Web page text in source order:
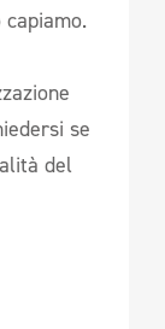
se
del